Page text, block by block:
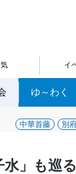
イ
ゆ～わく
中華首藤 別
」も巡